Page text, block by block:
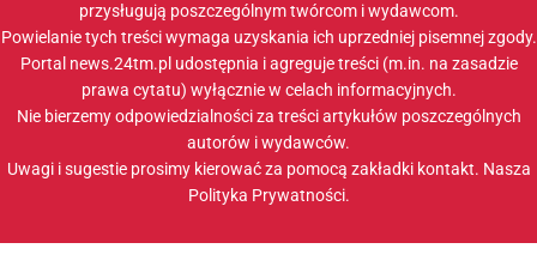
przysługują poszczególnym twórcom i wydawcom.
Powielanie tych treści wymaga uzyskania ich uprzedniej pisemnej zgody.
Portal news.24tm.pl udostępnia i agreguje treści (m.in. na zasadzie
prawa cytatu) wyłącznie w celach informacyjnych.
Nie bierzemy odpowiedzialności za treści artykułów poszczególnych
autorów i wydawców.
Uwagi i sugestie prosimy kierować za pomocą zakładki kontakt. Nasza
Polityka Prywatności.